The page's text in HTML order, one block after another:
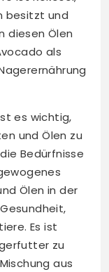
besitzt und
diesen Ölen
als
es wichtig,
und Ölen zu
Bedürfnisse
Ölen in der
Es ist
zu
aus